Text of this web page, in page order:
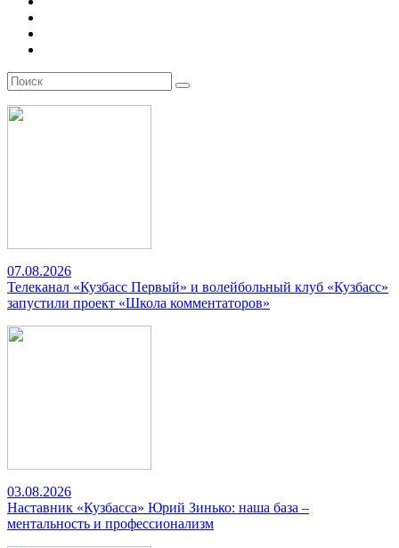
07.08.2026
Телеканал «Кузбасс Первый» и волейбольный клуб «Кузбасс»
запустили проект «Школа комментаторов»
03.08.2026
Наставник «Кузбасса» Юрий Зинько: наша база –
ментальность и профессионализм